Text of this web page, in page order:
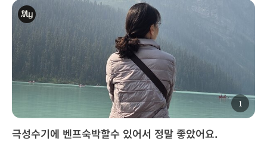
1
극성수기에 벤프숙박할수 있어서 정말 좋았어요.